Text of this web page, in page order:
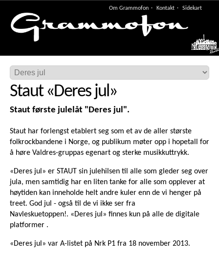
Om Grammofon Kontakt Sidekart
Meny
Staut«Deres jul»
Staut første julelåt "Deres jul".
Staut har forlengst etablert seg som et av de aller største
folkrockbandene i Norge, og publikum møter opp i hopetall for
å høre Valdres-gruppas egenart og sterke musikkuttrykk.
«Deres jul» er STAUT sin julehilsen til alle som gleder seg over
jula, men samtidig har en liten tanke for alle som opplever at
høytiden kan inneholde helt andre kuler enn de vi henger på
treet. God jul - også til de vi ikke ser fra
Navleskuetoppen!. «Deres jul» finnes kun på alle de digitale
platformer .
«Deres jul» var A-listet på Nrk P1 fra 18 november 2013.